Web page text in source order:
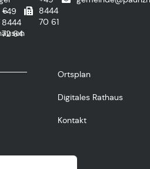
6
+49
8444
72 64
8444
70 61
Ortsplan
Digitales Rathaus
Kontakt